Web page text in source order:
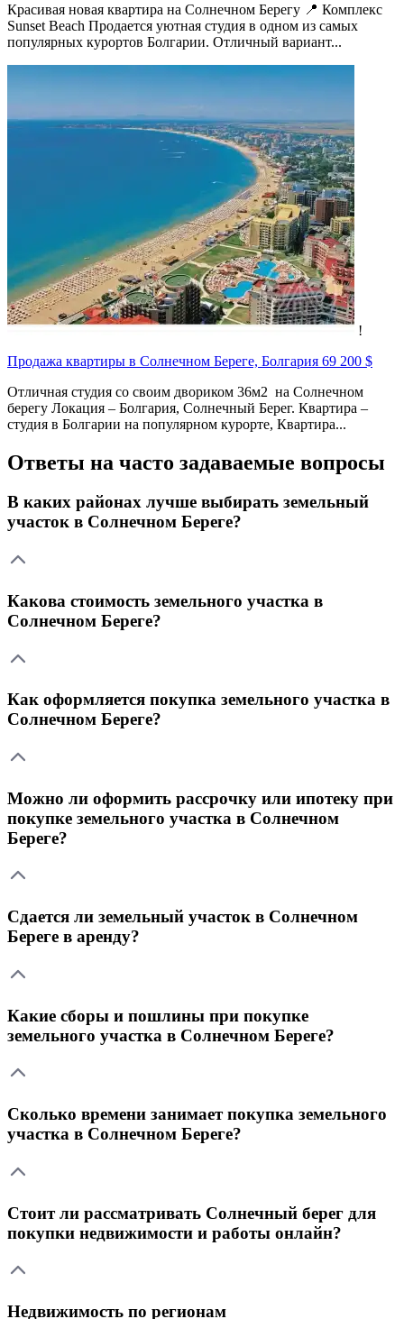
Красивая новая квартира на Солнечном Берегу 📍 Комплекс
Sunset Beach Продается уютная студия в одном из самых
популярных курортов Болгарии. Отличный вариант...
!
Продажа квартиры в Солнечном Береге, Болгария 69 200 $
Отличная студия со своим двориком 36м2 на Солнечном
берегу Локация – Болгария, Солнечный Берег. Квартира –
студия в Болгарии на популярном курорте, Квартира...
Ответы на часто задаваемые вопросы
В каких районах лучше выбирать земельный
участок в Солнечном Береге?
Какова стоимость земельного участка в
Солнечном Береге?
Как оформляется покупка земельного участка в
Солнечном Береге?
Можно ли оформить рассрочку или ипотеку при
покупке земельного участка в Солнечном
Береге?
Сдается ли земельный участок в Солнечном
Береге в аренду?
Какие сборы и пошлины при покупке
земельного участка в Солнечном Береге?
Сколько времени занимает покупка земельного
участка в Солнечном Береге?
Стоит ли рассматривать Солнечный берег для
покупки недвижимости и работы онлайн?
Недвижимость по регионам